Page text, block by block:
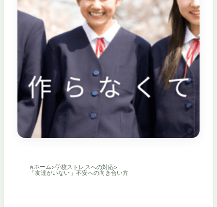
ホーム>学校ストレスへの対応>
「友達がいない」不安への向き合い方